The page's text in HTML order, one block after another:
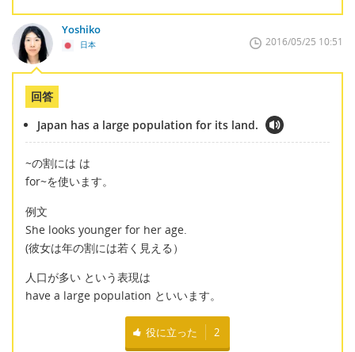
Yoshiko
日本 2016/05/25 10:51
回答
Japan has a large population for its land.
~の割には は
for~を使います。
例文
She looks younger for her age.
(彼女は年の割には若く見える）
人口が多い という表現は
have a large population といいます。
役に立った 2